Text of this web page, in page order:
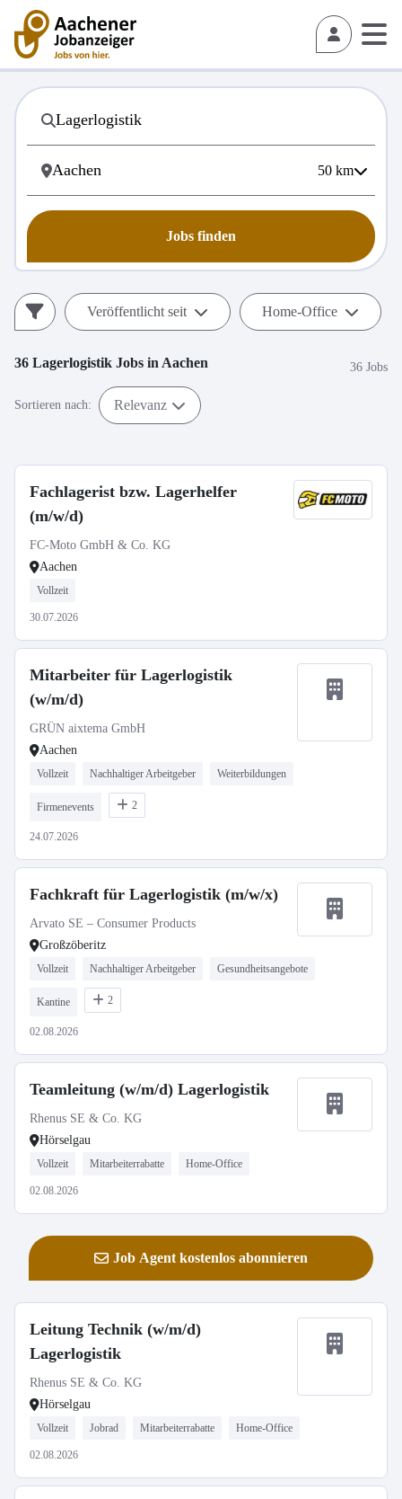
50 km
Jobs finden
Veröffentlicht seit Home-Office
36 Lagerlogistik Jobs in Aachen 36 Jobs
Sortieren nach: Relevanz
Fachlagerist bzw. Lagerhelfer
(m/w/d)
FC-Moto GmbH & Co. KG
Aachen
Vollzeit
30.07.2026
Mitarbeiter für Lagerlogistik
(w/m/d)
GRÜN aixtema GmbH
Aachen
Vollzeit Nachhaltiger Arbeitgeber Weiterbildungen
Firmenevents 2
24.07.2026
Fachkraft für Lagerlogistik (m/w/x)
Arvato SE – Consumer Products
Großzöberitz
Vollzeit Nachhaltiger Arbeitgeber Gesundheitsangebote
Kantine 2
02.08.2026
Teamleitung (w/m/d) Lagerlogistik
Rhenus SE & Co. KG
Hörselgau
Vollzeit Mitarbeiterrabatte Home-Office
02.08.2026
Job Agent kostenlos abonnieren
Leitung Technik (w/m/d)
Lagerlogistik
Rhenus SE & Co. KG
Hörselgau
Vollzeit Jobrad Mitarbeiterrabatte Home-Office
02.08.2026